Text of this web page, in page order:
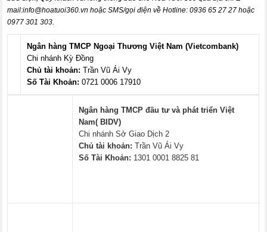
mail:info@hoatuoi360.vn hoặc SMS/gọi điện về Hotline: 0936 65 27 27 hoặc
0977 301 303.
Ngân hàng TMCP Ngoại Thương Việt Nam (Vietcombank)
Chi nhánh Kỳ Đồng
Chủ tài khoản: Trần Vũ Ái Vy
Số Tài Khoản: 0721 0006 17910
Ngân hàng TMCP đầu tư và phát triển Việt
Nam( BIDV)
Chi nhánh Sở Giao Dịch 2
Chủ tài khoản: Trần Vũ Ái Vy
Số Tài Khoản: 1301 0001 8825 81